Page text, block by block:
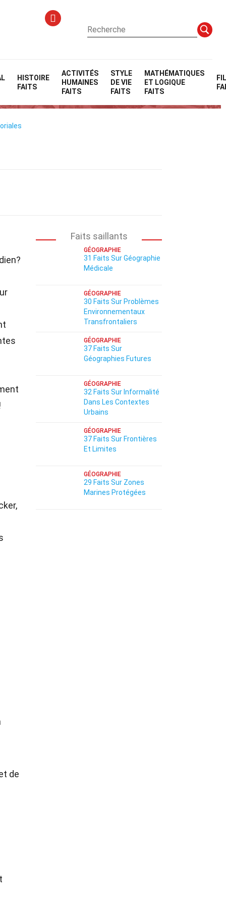
HISTOIRE
FAITS
ACTIVITÉS
HUMAINES
FAITS
STYLE
DE VIE
FAITS
MATHÉMATIQUES
ET LOGIQUE
FAITS
(SIG)
de
Faits saillants
GÉOGRAPHIE
31 Faits Sur Géographie
Médicale
GÉOGRAPHIE
30 Faits Sur Problèmes
Environnementaux
Transfrontaliers
GÉOGRAPHIE
37 Faits Sur
Géographies Futures
GÉOGRAPHIE
32 Faits Sur Informalité
Dans Les Contextes
Urbains
GÉOGRAPHIE
37 Faits Sur Frontières
Et Limites
GÉOGRAPHIE
29 Faits Sur Zones
Marines Protégées